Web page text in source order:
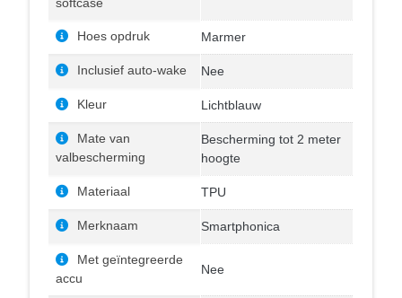
Hoes opdruk Marmer
Inclusief auto-wake Nee
Kleur Lichtblauw
Mate van
valbescherming
Bescherming tot 2 meter
hoogte
Materiaal TPU
Merknaam Smartphonica
Met geïntegreerde
accu
Nee